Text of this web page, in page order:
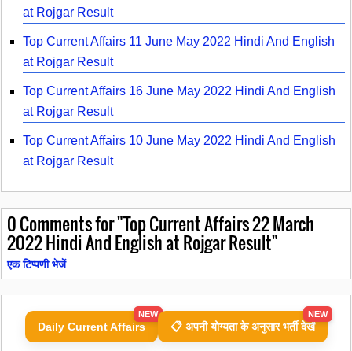
at Rojgar Result
Top Current Affairs 11 June May 2022 Hindi And English
at Rojgar Result
Top Current Affairs 16 June May 2022 Hindi And English
at Rojgar Result
Top Current Affairs 10 June May 2022 Hindi And English
at Rojgar Result
0Comments for "Top Current Affairs 22 March
2022 Hindi And English at Rojgar Result"
एक टिप्पणी भेजें
Daily Current Affairs
NEW
📋 अपनी योग्यता के अनुसार भर्ती देखें
NEW